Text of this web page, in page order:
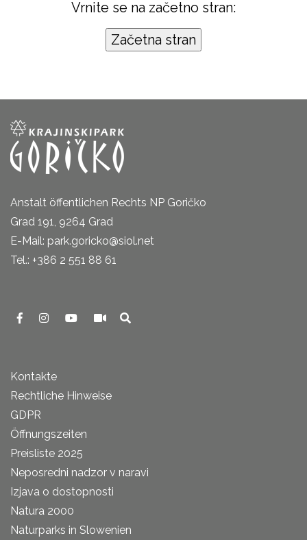
Vrnite se na začetno stran:
Anstalt öffentlichen Rechts NP Goričko
Grad 191, 9264 Grad
E-Mail: park.goricko@siol.net
Tel.: +386 2 551 88 61
Kontakte
Rechtliche Hinweise
GDPR
Öffnungszeiten
Preisliste 2025
Neposredni nadzor v naravi
Izjava o dostopnosti
Natura 2000
Naturparks in Slowenien